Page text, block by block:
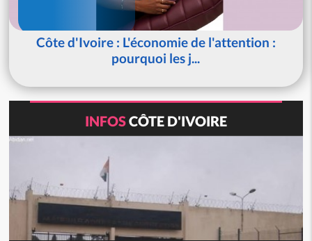
Côte d'Ivoire : L'économie de l'attention :
pourquoi les j...
INFOSCÔTE D'IVOIRE